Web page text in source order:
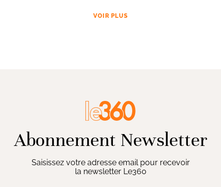
VOIR PLUS
Abonnement Newsletter
Saisissez votre adresse email pour recevoir
la newsletter Le360